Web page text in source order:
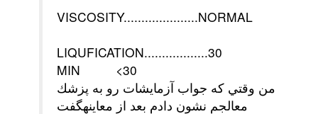
VISCOSITY.....................NORMAL
LIQUFICATION..................30
MIN <30
من وقتي كه جواب آزمايشات رو به پزشك
معالجم نشون دادم بعد از معاينهگفت